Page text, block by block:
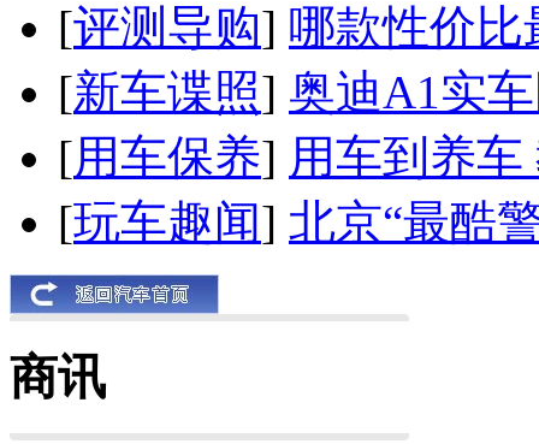
[评测导购] 哪款性价比
[新车谍照] 奥迪A1实
[用车保养] 用车到养
[玩车趣闻] 北京“最酷
商讯